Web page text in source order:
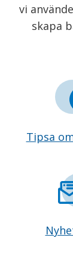
vi
skapa
Tipsa